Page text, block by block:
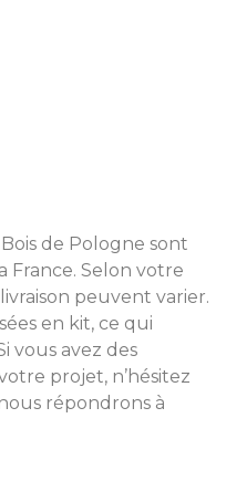
de Pologne sont
France. Selon votre
peuvent varier.
en kit, ce qui
vous avez des
projet, n’hésitez
répondrons à